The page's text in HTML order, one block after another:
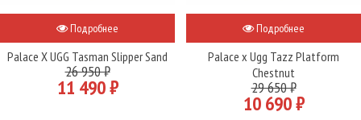
Подробнее
Palace X UGG Tasman Slipper Sand
26 950 ₽
11 490 ₽
Подробнее
Palace x Ugg Tazz Platform
Chestnut
29 650 ₽
10 690 ₽